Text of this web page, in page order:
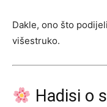
Dakle, ono što
višestruko.
Hadisi o